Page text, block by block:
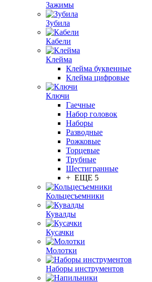
Зажимы
Зубила
Кабели
Клейма
Клейма буквенные
Клейма цифровые
Ключи
Гаечные
Набор головок
Наборы
Разводные
Рожковые
Торцевые
Трубные
Шестигранные
+ ЕЩЕ 5
Кольцесъемники
Кувалды
Кусачки
Молотки
Наборы инструментов